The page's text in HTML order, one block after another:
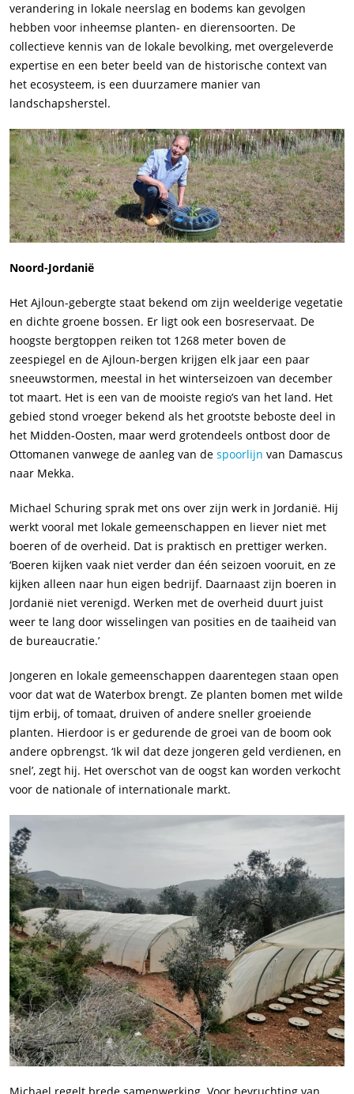
verandering in lokale neerslag en bodems kan gevolgen
hebben voor inheemse planten- en dierensoorten. De
collectieve kennis van de lokale bevolking, met overgeleverde
expertise en een beter beeld van de historische context van
het ecosysteem, is een duurzamere manier van
landschapsherstel.
Noord-Jordanië
Het Ajloun-gebergte staat bekend om zijn weelderige vegetatie
en dichte groene bossen. Er ligt ook een bosreservaat. De
hoogste bergtoppen reiken tot 1268 meter boven de
zeespiegel en de Ajloun-bergen krijgen elk jaar een paar
sneeuwstormen, meestal in het winterseizoen van december
tot maart. Het is een van de mooiste regio’s van het land. Het
gebied stond vroeger bekend als het grootste beboste deel in
het Midden-Oosten, maar werd grotendeels ontbost door de
Ottomanen vanwege de aanleg van de spoorlijn van Damascus
naar Mekka.
Michael Schuring sprak met ons over zijn werk in Jordanië. Hij
werkt vooral met lokale gemeenschappen en liever niet met
boeren of de overheid. Dat is praktisch en prettiger werken.
‘Boeren kijken vaak niet verder dan één seizoen vooruit, en ze
kijken alleen naar hun eigen bedrijf. Daarnaast zijn boeren in
Jordanië niet verenigd. Werken met de overheid duurt juist
weer te lang door wisselingen van posities en de taaiheid van
de bureaucratie.’
Jongeren en lokale gemeenschappen daarentegen staan open
voor dat wat de Waterbox brengt. Ze planten bomen met wilde
tijm erbij, of tomaat, druiven of andere sneller groeiende
planten. Hierdoor is er gedurende de groei van de boom ook
andere opbrengst. ‘Ik wil dat deze jongeren geld verdienen, en
snel’, zegt hij. Het overschot van de oogst kan worden verkocht
voor de nationale of internationale markt.